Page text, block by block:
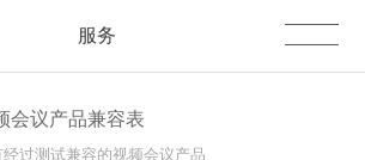
服务
会议产品兼容表
经过测试兼容的视频会议产品